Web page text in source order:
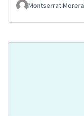
Montserrat Morera